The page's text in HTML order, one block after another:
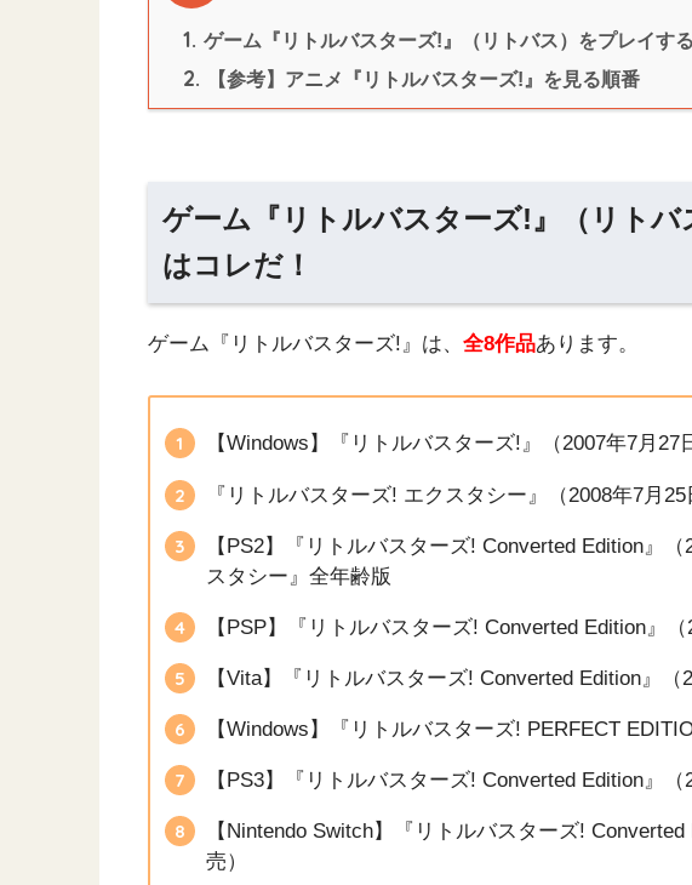
1. ゲーム『リトルバスターズ!』（リトバス）をプレイす
2. 【参考】アニメ『リトルバスターズ!』を見る順番
ゲーム『リトルバスターズ!』（リト
はコレだ！
ゲーム『リトルバスターズ!』は、 全8作品あります。
【Windows】『リトルバスターズ!』（2007年7月27
『リトルバスターズ! エクスタシー』（2008年7月25
【PS2】『リトルバスターズ! Converted Edition』
スタシー』全年齢版
【PSP】『リトルバスターズ! Converted Edition』（
【Vita】『リトルバスターズ! Converted Edition』（
【Windows】『リトルバスターズ! PERFECT
【PS3】『リトルバスターズ! Converted Edition』（
【Nintendo Switch】『リトルバスターズ!
売）